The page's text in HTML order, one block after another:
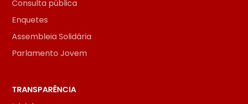
Consulta pública
Enquetes
Assembleia Solidária
Parlamento Jovem
TRANSPARÊNCIA